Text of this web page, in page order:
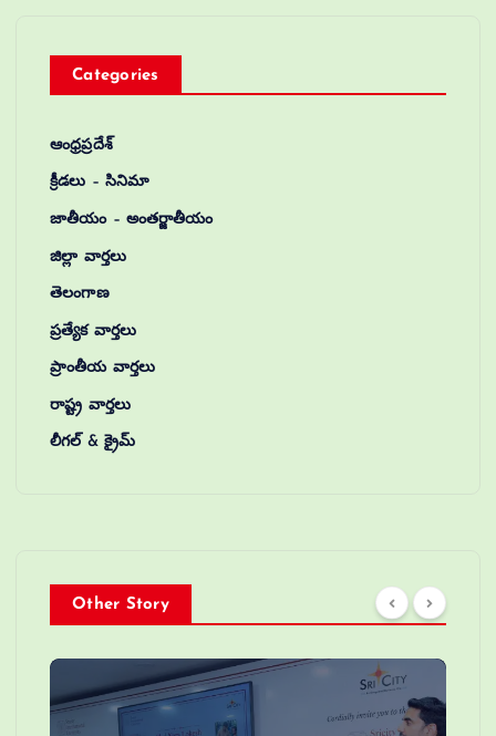
Categories
ఆంధ్రప్రదేశ్
క్రీడలు – సినిమా
జాతీయం – అంతర్జాతీయం
జిల్లా వార్తలు
తెలంగాణ
ప్రత్యేక వార్తలు
ప్రాంతీయ వార్తలు
రాష్ట్ర వార్తలు
లీగల్ & క్రైమ్
Other Story